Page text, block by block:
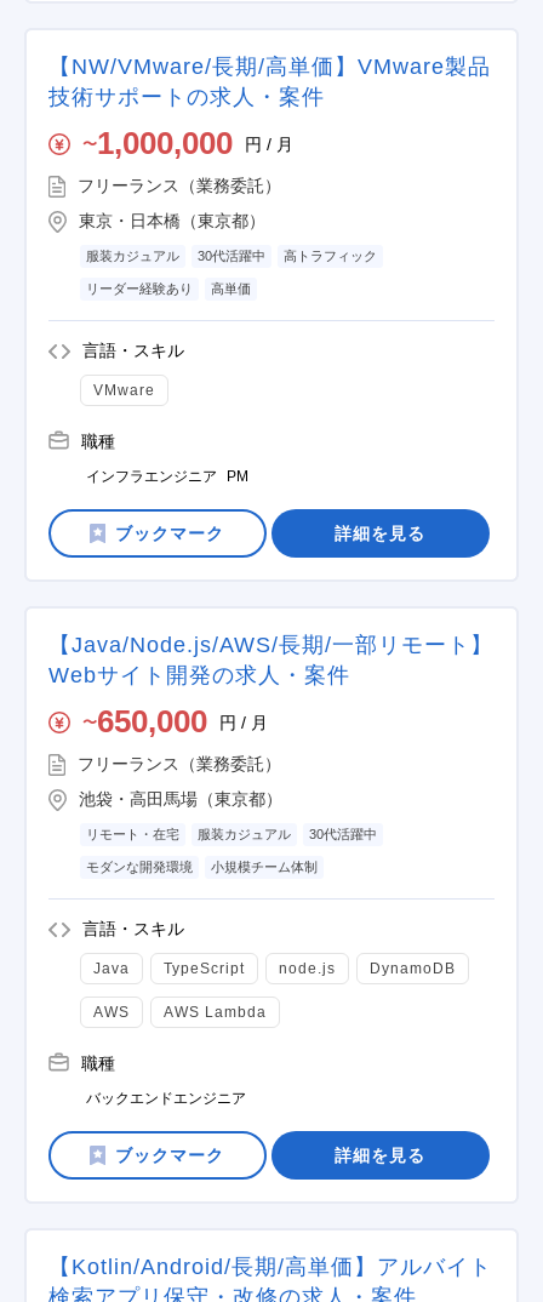
【NW/VMware/長期/高単価】VMware製品
技術サポートの求人・案件
〜1,000,000 円 / 月
フリーランス（業務委託）
東京・日本橋（東京都）
服装カジュアル 30代活躍中 高トラフィック
リーダー経験あり 高単価
言語・スキル
VMware
職種
インフラエンジニア PM
詳細を見る
【Java/Node.js/AWS/長期/一部リモート】
Webサイト開発の求人・案件
〜650,000 円 / 月
フリーランス（業務委託）
池袋・高田馬場（東京都）
リモート・在宅 服装カジュアル 30代活躍中
モダンな開発環境 小規模チーム体制
言語・スキル
Java TypeScript node.js DynamoDB
AWS AWS Lambda
職種
バックエンドエンジニア
詳細を見る
【Kotlin/Android/長期/高単価】アルバイト
検索アプリ保守・改修の求人・案件